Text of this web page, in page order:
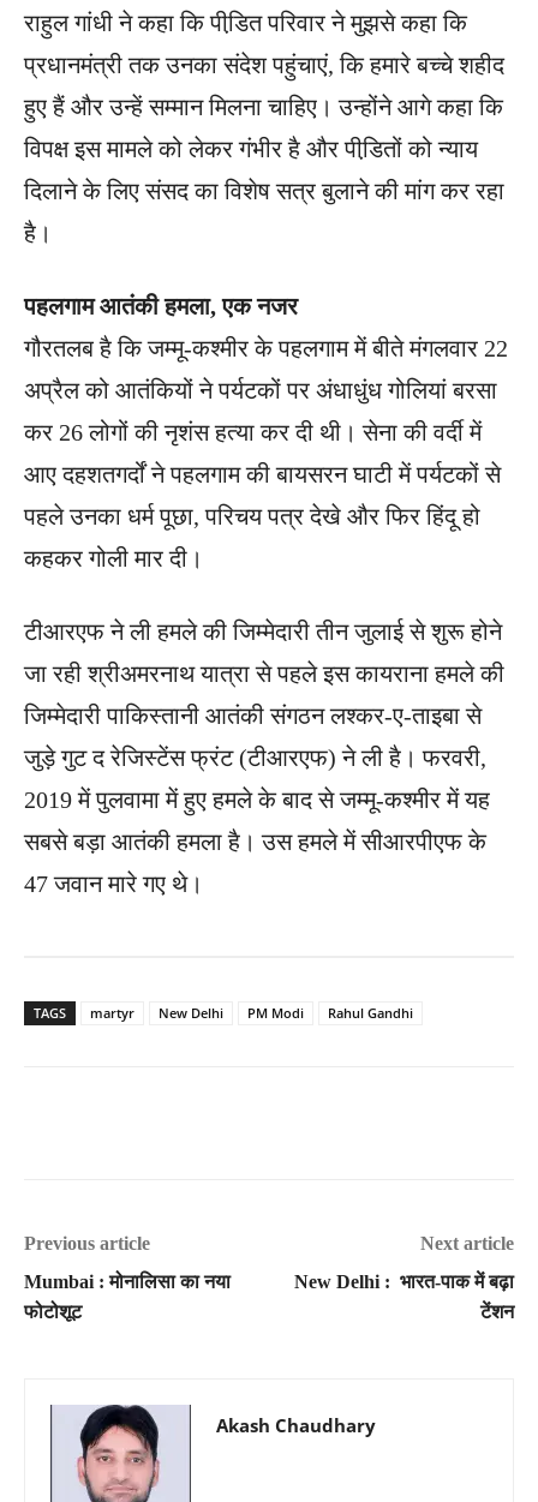
राहुल गांधी ने कहा कि पीडि़त परिवार ने मुझसे कहा कि
प्रधानमंत्री तक उनका संदेश पहुंचाएं, कि हमारे बच्चे शहीद
हुए हैं और उन्हें सम्मान मिलना चाहिए। उन्होंने आगे कहा कि
विपक्ष इस मामले को लेकर गंभीर है और पीडि़तों को न्याय
दिलाने के लिए संसद का विशेष सत्र बुलाने की मांग कर रहा
है।
पहलगाम आतंकी हमला, एक नजर
गौरतलब है कि जम्मू-कश्मीर के पहलगाम में बीते मंगलवार 22
अप्रैल को आतंकियों ने पर्यटकों पर अंधाधुंध गोलियां बरसा
कर 26 लोगों की नृशंस हत्या कर दी थी। सेना की वर्दी में
आए दहशतगर्दों ने पहलगाम की बायसरन घाटी में पर्यटकों से
पहले उनका धर्म पूछा, परिचय पत्र देखे और फिर हिंदू हो
कहकर गोली मार दी।
टीआरएफ ने ली हमले की जिम्मेदारी तीन जुलाई से शुरू होने
जा रही श्रीअमरनाथ यात्रा से पहले इस कायराना हमले की
जिम्मेदारी पाकिस्तानी आतंकी संगठन लश्कर-ए-ताइबा से
जुड़े गुट द रेजिस्टेंस फ्रंट (टीआरएफ) ने ली है। फरवरी,
2019 में पुलवामा में हुए हमले के बाद से जम्मू-कश्मीर में यह
सबसे बड़ा आतंकी हमला है। उस हमले में सीआरपीएफ के
47 जवान मारे गए थे।
TAGS martyr New Delhi PM Modi Rahul Gandhi
Previous article
Mumbai : मोनालिसा का नया
फोटोशूट
Next article
New Delhi : भारत-पाक में बढ़ा
टेंशन
Akash Chaudhary